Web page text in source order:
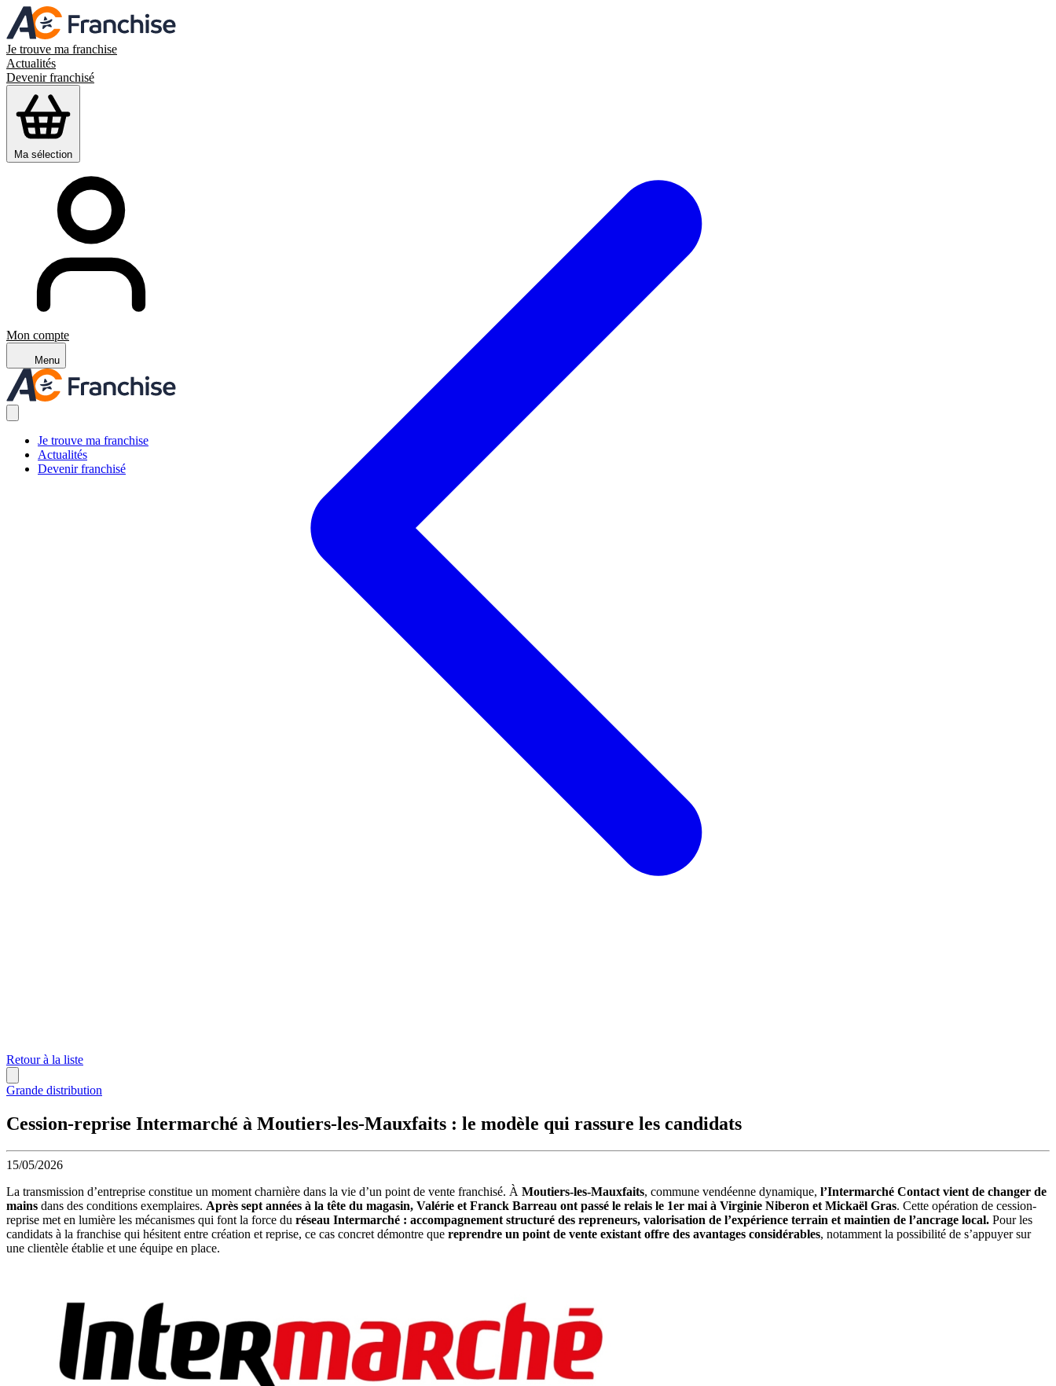
Je trouve ma franchise
Actualités
Devenir franchisé
Ma sélection
Mon compte
Menu
Je trouve ma franchise
Actualités
Devenir franchisé
Retour à la liste
Grande distribution
Cession-reprise Intermarché à Moutiers-les-Mauxfaits : le modèle qui rassure les candidats
15/05/2026
La transmission d’entreprise constitue un moment charnière dans la vie d’un point de vente franchisé. À Moutiers-les-Mauxfaits, commune vendéenne dynamique, l’Intermarché Contact vient de changer de
mains dans des conditions exemplaires. Après sept années à la tête du magasin, Valérie et Franck Barreau ont passé le relais le 1er mai à Virginie Niberon et Mickaël Gras. Cette opération de cession-
reprise met en lumière les mécanismes qui font la force du réseau Intermarché : accompagnement structuré des repreneurs, valorisation de l’expérience terrain et maintien de l’ancrage local. Pour les
candidats à la franchise qui hésitent entre création et reprise, ce cas concret démontre que reprendre un point de vente existant offre des avantages considérables, notamment la possibilité de s’appuyer sur
une clientèle établie et une équipe en place.